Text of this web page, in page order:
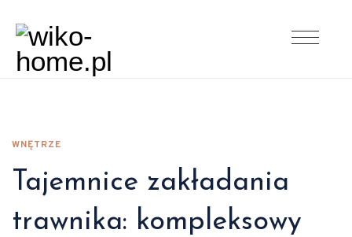
WNĘTRZE
Tajemnice zakładania
trawnika: kompleksowy